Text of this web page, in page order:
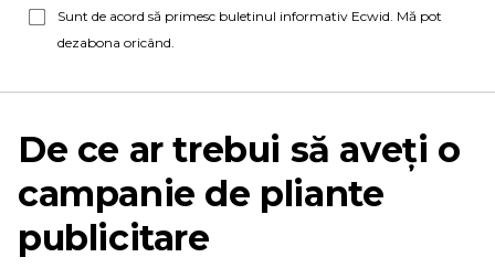
Sunt de acord să primesc buletinul informativ Ecwid. Mă pot
dezabona oricând.
De ce ar trebui să aveți o
campanie de pliante
publicitare